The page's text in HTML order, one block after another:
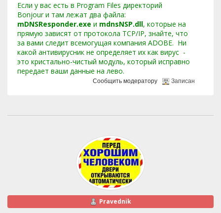
Если у вас есть в Program Files директорий
Bonjour и там лежат два файла:
mDNSResponder.exe и mdnsNSP.dll, которые на
прямую зависят от протокола TCP/IP, знайте, что
за вами следит всемогущая компания ADOBE. Ни
какой антивирусник не определяет их как вирус -
это кристально-чистый модуль, который исправно
передает ваши данные на лево.
Сообщить модератору Записан
Pravednik